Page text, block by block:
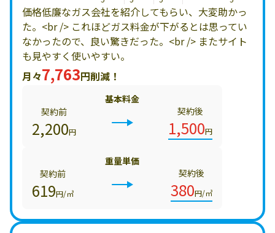
価格低廉なガス会社を紹介してもらい、大変助かっ
た。<br /> これほどガス料金が下がるとは思ってい
なかったので、良い驚きだった。<br /> またサイト
も見やすく使いやすい。
月々7,763円削減！
基本料金
契約前
2,200円
契約後
1,500円
重量単価
契約前
619円/㎥
契約後
380円/㎥